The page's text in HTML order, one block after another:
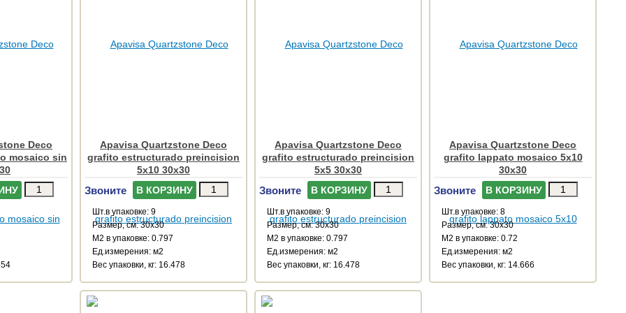
Deco
mosaico sin
Apavisa Quartzstone Deco
grafito estructurado preincision
5x10 30x30
Звоните В КОРЗИНУ
Шт.в упаковке: 9
Размер, см: 30x30
М2 в упаковке: 0.797
Ед.измерения: м2
Веc упаковки, кг: 16.478
Apavisa Quartzstone Deco
grafito estructurado preincision
5x5 30x30
Звоните В КОРЗИНУ
Шт.в упаковке: 9
Размер, см: 30x30
М2 в упаковке: 0.797
Ед.измерения: м2
Веc упаковки, кг: 16.478
Apavisa Quartzstone Deco
grafito lappato mosaico 5x10
30x30
Звоните В КОРЗИНУ
Шт.в упаковке: 8
Размер, см: 30x30
М2 в упаковке: 0.72
Ед.измерения: м2
Веc упаковки, кг: 14.666